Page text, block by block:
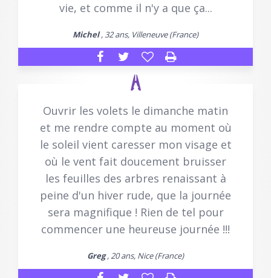
vie, et comme il n'y a que ça...
Michel, 32 ans, Villeneuve (France)
Ouvrir les volets le dimanche matin
et me rendre compte au moment où
le soleil vient caresser mon visage et
où le vent fait doucement bruisser
les feuilles des arbres renaissant à
peine d'un hiver rude, que la journée
sera magnifique ! Rien de tel pour
commencer une heureuse journée !!!
Greg, 20 ans, Nice (France)